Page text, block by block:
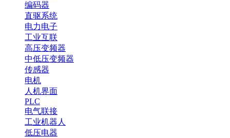
编码器
直驱系统
电力电子
工业互联
高压变频器
中低压变频器
传感器
电机
人机界面
PLC
电气联接
工业机器人
低压电器